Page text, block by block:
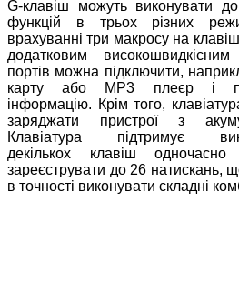
G-клавіш можуть виконувати
функцій в трьох різних
врахуванні три макросу на
додатковим
портів можна підключити,
карту або MP3 плеєр і
інформацію. Крім того,
заряджати пристрої з
Клавіатура підтримує
декількох клавіш
зареєструвати до 26 натискань,
в точності виконувати складні